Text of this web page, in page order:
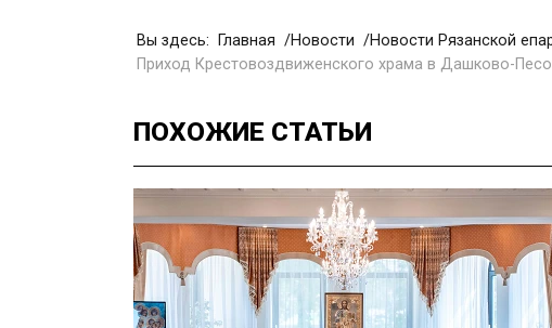
Вы здесь: Главная Новости
Новости Рязанской
Приход Крестовоздвиженского храма в Дашково-
ПОХОЖИЕ СТАТЬИ